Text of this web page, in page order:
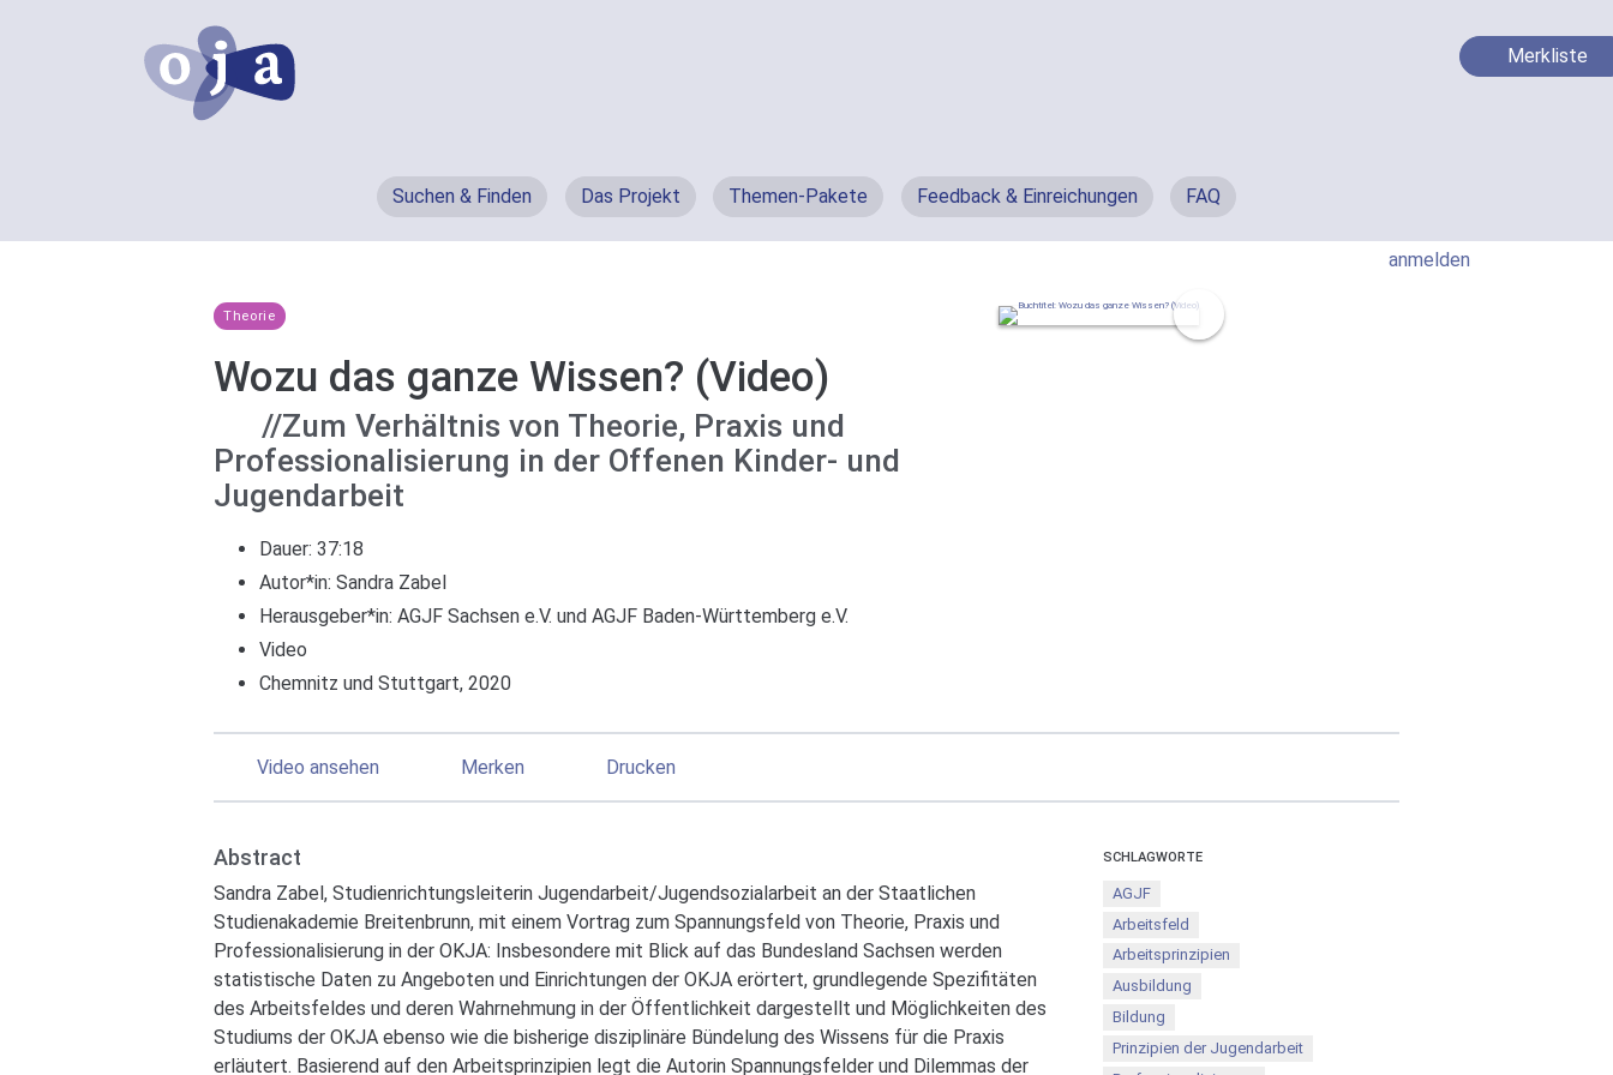
Suchen & Finden Das Projekt Themen-Pakete Feedback & Einreichungen FAQ
Merkliste
anmelden
Theorie
Wozu das ganze Wissen? (Video)
//Zum Verhältnis von Theorie, Praxis und
Professionalisierung in der Offenen Kinder- und
Jugendarbeit
Dauer: 37:18
Autor*in: Sandra Zabel
Herausgeber*in: AGJF Sachsen e.V. und AGJF Baden-Württemberg e.V.
Video
Chemnitz und Stuttgart, 2020
Video ansehen Merken Drucken
Abstract
Sandra Zabel, Studienrichtungsleiterin Jugendarbeit/Jugendsozialarbeit an der Staatlichen
Studienakademie Breitenbrunn, mit einem Vortrag zum Spannungsfeld von Theorie, Praxis und
Professionalisierung in der OKJA: Insbesondere mit Blick auf das Bundesland Sachsen werden
statistische Daten zu Angeboten und Einrichtungen der OKJA erörtert, grundlegende Spezifitäten
des Arbeitsfeldes und deren Wahrnehmung in der Öffentlichkeit dargestellt und Möglichkeiten des
Studiums der OKJA ebenso wie die bisherige disziplinäre Bündelung des Wissens für die Praxis
erläutert. Basierend auf den Arbeitsprinzipien legt die Autorin Spannungsfelder und Dilemmas der
SCHLAGWORTE
AGJF
Arbeitsfeld
Arbeitsprinzipien
Ausbildung
Bildung
Prinzipien der Jugendarbeit